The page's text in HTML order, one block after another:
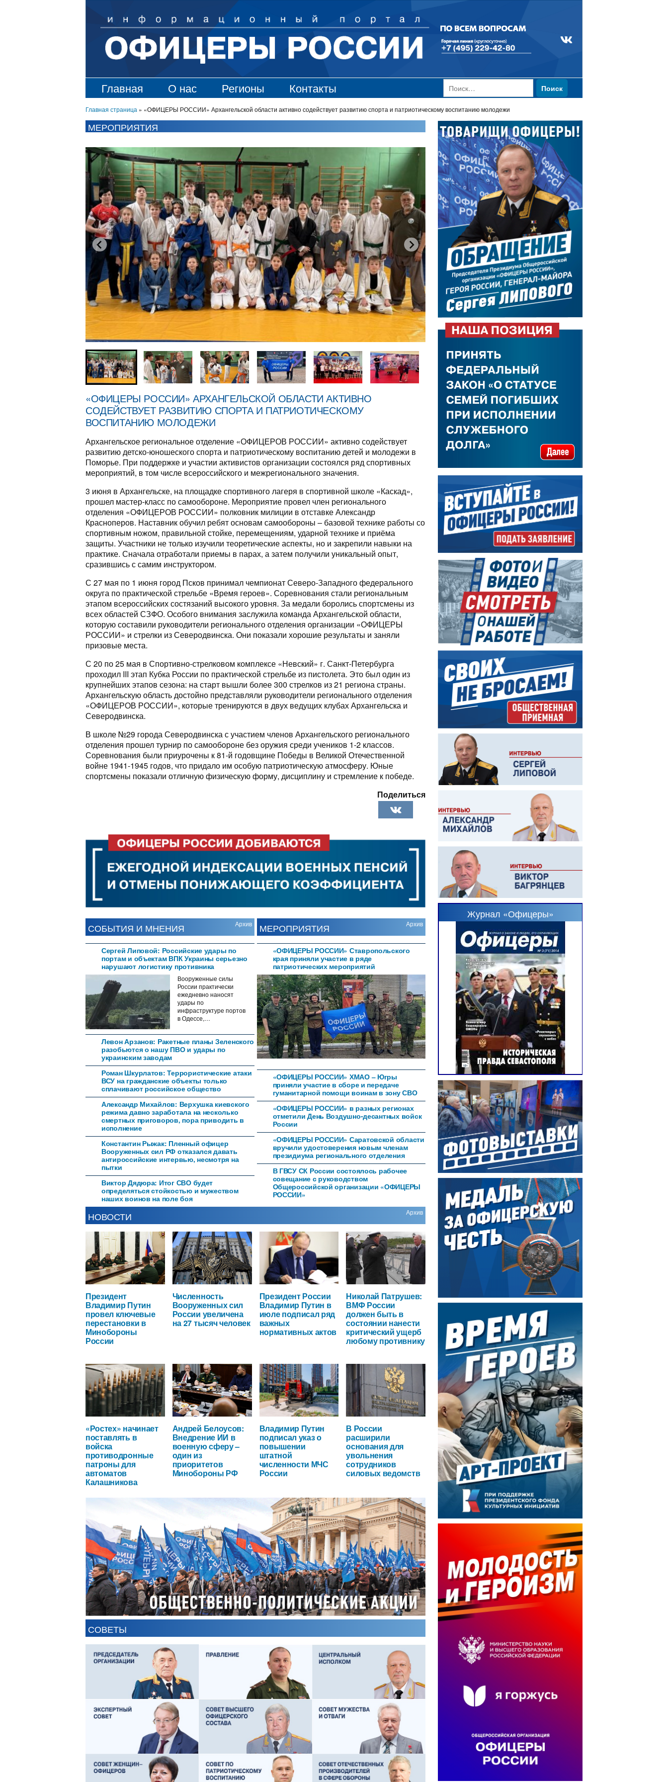
Главная О нас Регионы Контакты Найти:
Главная страница » «ОФИЦЕРЫ РОССИИ» Архангельской области активно содействует развитию спорта и патриотическому воспитанию молодежи
МЕРОПРИЯТИЯ
«ОФИЦЕРЫ РОССИИ» АРХАНГЕЛЬСКОЙ ОБЛАСТИ АКТИВНО
СОДЕЙСТВУЕТ РАЗВИТИЮ СПОРТА И ПАТРИОТИЧЕСКОМУ
ВОСПИТАНИЮ МОЛОДЕЖИ
Архангельское региональное отделение «ОФИЦЕРОВ РОССИИ» активно содействует
развитию детско‑юношеского спорта и патриотическому воспитанию детей и молодежи в
Поморье. При поддержке и участии активистов организации состоялся ряд спортивных
мероприятий, в том числе всероссийского и межрегионального значения.
3 июня в Архангельске, на площадке спортивного лагеря в спортивной школе «Каскад»,
прошел мастер-класс по самообороне. Мероприятие провел член регионального
отделения «ОФИЦЕРОВ РОССИИ» полковник милиции в отставке Александр
Красноперов. Наставник обучил ребят основам самообороны – базовой технике работы со
спортивным ножом, правильной стойке, перемещениям, ударной технике и приёма
защиты. Участники не только изучили теоретические аспекты, но и закрепили навыки на
практике. Сначала отработали приемы в парах, а затем получили уникальный опыт,
сразившись с самим инструктором.
С 27 мая по 1 июня город Псков принимал чемпионат Северо‑Западного федерального
округа по практической стрельбе «Время героев». Соревнования стали региональным
этапом всероссийских состязаний высокого уровня. За медали боролись спортсмены из
всех областей СЗФО. Особого внимания заслужила команда Архангельской области,
которую составили руководители регионального отделения организации «ОФИЦЕРЫ
РОССИИ» и стрелки из Северодвинска. Они показали хорошие результаты и заняли
призовые места.
С 20 по 25 мая в Спортивно-стрелковом комплексе «Невский» г. Санкт-Петербурга
проходил III этап Кубка России по практической стрельбе из пистолета. Это был один из
крупнейших этапов сезона: на старт вышли более 300 стрелков из 21 региона страны.
Архангельскую область достойно представляли руководители регионального отделения
«ОФИЦЕРОВ РОССИИ», которые тренируются в двух ведущих клубах Архангельска и
Северодвинска.
В школе №29 города Северодвинска с участием членов Архангельского регионального
отделения прошел турнир по самообороне без оружия среди учеников 1-2 классов.
Соревнования были приурочены к 81-й годовщине Победы в Великой Отечественной
войне 1941-1945 годов, что придало им особую патриотическую атмосферу. Юные
спортсмены показали отличную физическую форму, дисциплину и стремление к победе.
Поделиться
СОБЫТИЯ И МНЕНИЯ Архив
Сергей Липовой: Российские удары по
портам и объектам ВПК Украины серьезно
нарушают логистику противника
Вооруженные силы
России практически
ежедневно наносят
удары по
инфраструктуре портов
в Одессе,…
Левон Арзанов: Ракетные планы Зеленского
разобьются о нашу ПВО и удары по
украинским заводам
Роман Шкурлатов: Террористические атаки
ВСУ на гражданские объекты только
сплачивают российское общество
Александр Михайлов: Верхушка киевского
режима давно заработала на несколько
смертных приговоров, пора приводить в
исполнение
Константин Рыжак: Пленный офицер
Вооруженных сил РФ отказался давать
антироссийские интервью, несмотря на
пытки
Виктор Дядюра: Итог СВО будет
определяться стойкостью и мужеством
наших воинов на поле боя
МЕРОПРИЯТИЯ Архив
«ОФИЦЕРЫ РОССИИ» Ставропольского
края приняли участие в ряде
патриотических мероприятий
«ОФИЦЕРЫ РОССИИ» ХМАО – Югры
приняли участие в сборе и передаче
гуманитарной помощи воинам в зону СВО
«ОФИЦЕРЫ РОССИИ» в разных регионах
отметили День Воздушно-десантных войск
России
«ОФИЦЕРЫ РОССИИ» Саратовской области
вручили удостоверения новым членам
президиума регионального отделения
В ГВСУ СК России состоялось рабочее
совещание с руководством
Общероссийской организации «ОФИЦЕРЫ
РОССИИ»
НОВОСТИ Архив
Президент
Владимир Путин
провел ключевые
перестановки в
Минобороны
России
Численность
Вооруженных сил
России увеличена
на 27 тысяч человек
Президент России
Владимир Путин в
июле подписал ряд
важных
нормативных актов
Николай Патрушев:
ВМФ России
должен быть в
состоянии нанести
критический ущерб
любому противнику
«Ростех» начинает
поставлять в
войска
противодронные
патроны для
автоматов
Калашникова
Андрей Белоусов:
Внедрение ИИ в
военную сферу –
один из
приоритетов
Минобороны РФ
Владимир Путин
подписал указ о
повышении
штатной
численности МЧС
России
В России
расширили
основания для
увольнения
сотрудников
силовых ведомств
СОВЕТЫ
ЕВГЕНИЙ ЧЕРДАКОВ ОЛЕГ ЛОГУНОВ СЕРГЕЙ ХЛЕБЦЕВИЧ
Журнал «Офицеры»